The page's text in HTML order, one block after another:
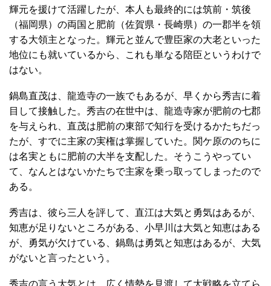
輝元を援けて活躍したが、本人も最終的には筑前・筑後
（福岡県）の両国と肥前（佐賀県・長崎県）の一郡半を領
する大領主となった。輝元と並んで豊臣家の大老といった
地位にも就いているから、これも単なる陪臣というわけで
はない。
鍋島直茂は、龍造寺の一族でもあるが、早くから秀吉に着
目して接触した。秀吉の在世中は、龍造寺家が肥前の七郡
を与えられ、直茂は肥前の東部で知行を受けるかたちだっ
たが、すでに主家の実権は掌握していた。関ケ原ののちに
は名実ともに肥前の大半を支配した。そうこうやってい
て、なんとはないかたちで主家を乗っ取ってしまったので
ある。
秀吉は、彼ら三人を評して、直江は大気と勇気はあるが、
知恵が足りないところがある、小早川は大気と知恵はある
が、勇気が欠けている、鍋島は勇気と知恵はあるが、大気
がないと言ったという。
秀吉の言う大気とは、広く情勢を見渡して大戦略を立てら